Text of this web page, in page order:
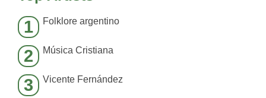
1 Folklore argentino
2 Música Cristiana
3 Vicente Fernández